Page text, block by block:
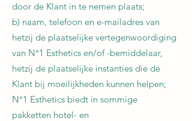
door de Klant in te nemen plaats;
b) naam, telefoon en e-mailadres van
hetzij de plaatselijke vertegenwoordiging
van N°1 Esthetics en/of -bemiddelaar,
hetzij de plaatselijke instanties die de
Klant bij moeilijkheden kunnen helpen;
N°1 Esthetics biedt in sommige
pakketten hotel- en